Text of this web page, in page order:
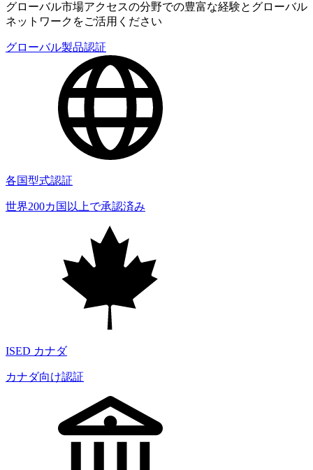
グローバル市場アクセスの分野での豊富な経験とグローバル
ネットワークをご活用ください
グローバル製品認証
各国型式認証
世界200カ国以上で承認済み
ISED カナダ
カナダ向け認証